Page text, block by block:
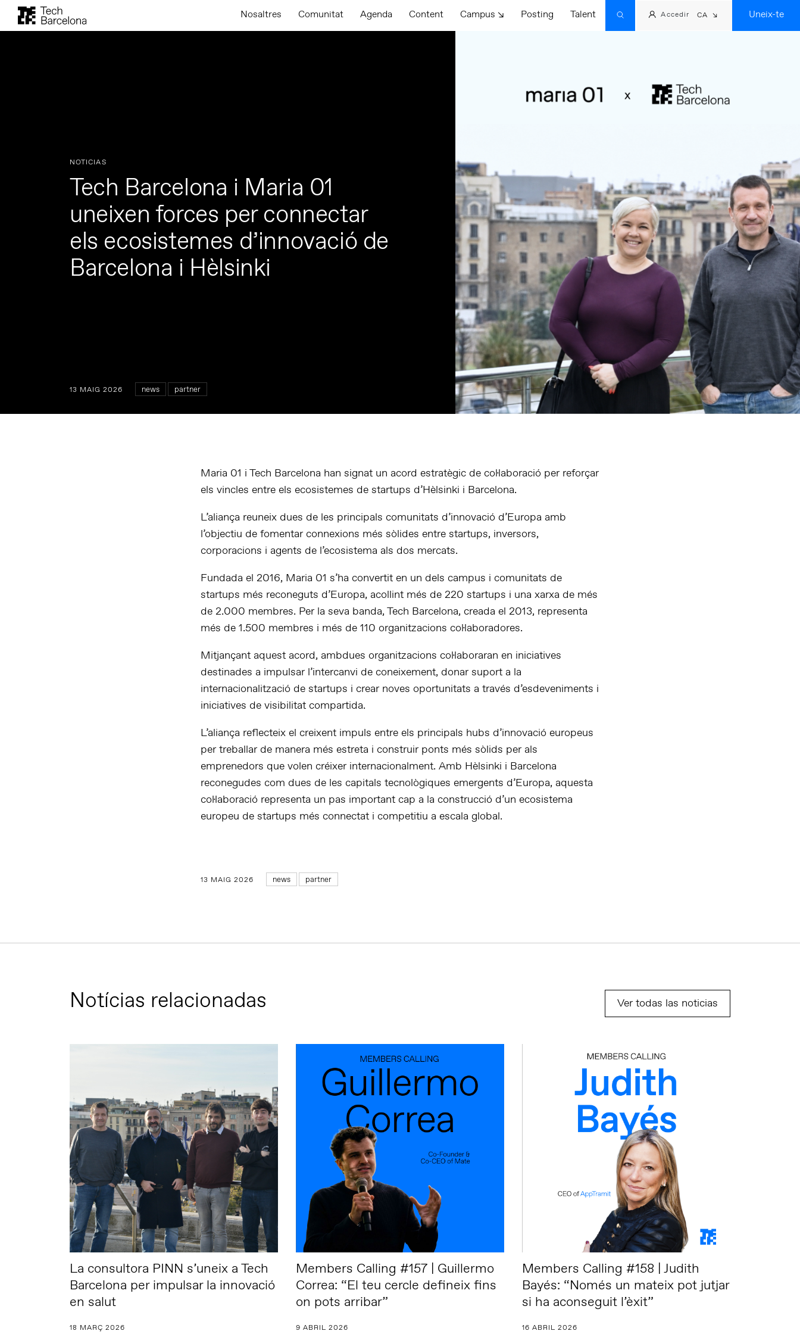
Nosaltres Comunitat Agenda Content Campus ↘ Posting Talent Accedir CA Uneix-te
13 MAIG 2026 news partner
NOTICIAS
Tech Barcelona i Maria 01
uneixen forces per connectar
els ecosistemes d’innovació de
Barcelona i Hèlsinki
Maria 01 i Tech Barcelona han signat un acord estratègic de col·laboració per reforçar
els vincles entre els ecosistemes de startups d’Hèlsinki i Barcelona.
L’aliança reuneix dues de les principals comunitats d’innovació d’Europa amb
l’objectiu de fomentar connexions més sòlides entre startups, inversors,
corporacions i agents de l’ecosistema als dos mercats.
Fundada el 2016, Maria 01 s’ha convertit en un dels campus i comunitats de
startups més reconeguts d’Europa, acollint més de 220 startups i una xarxa de més
de 2.000 membres. Per la seva banda, Tech Barcelona, creada el 2013, representa
més de 1.500 membres i més de 110 organitzacions col·laboradores.
Mitjançant aquest acord, ambdues organitzacions col·laboraran en iniciatives
destinades a impulsar l’intercanvi de coneixement, donar suport a la
internacionalització de startups i crear noves oportunitats a través d’esdeveniments i
iniciatives de visibilitat compartida.
L’aliança reflecteix el creixent impuls entre els principals hubs d’innovació europeus
per treballar de manera més estreta i construir ponts més sòlids per als
emprenedors que volen créixer internacionalment. Amb Hèlsinki i Barcelona
reconegudes com dues de les capitals tecnològiques emergents d’Europa, aquesta
col·laboració representa un pas important cap a la construcció d’un ecosistema
europeu de startups més connectat i competitiu a escala global.
13 MAIG 2026 news partner
Notícias relacionadas Ver todas las noticias
La consultora PINN s’uneix a Tech
Barcelona per impulsar la innovació
en salut
18 MARÇ 2026
Members Calling #157 | Guillermo
Correa: “El teu cercle defineix fins
on pots arribar”
9 ABRIL 2026
Members Calling #158 | Judith
Bayés: “Només un mateix pot jutjar
si ha aconseguit l’èxit”
16 ABRIL 2026